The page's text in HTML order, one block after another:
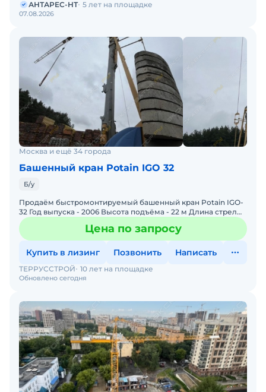
07.08.2026
АНТАРЕС-НТ 5 лет на площадке
Москва и ещё 34 города
Башенный кран Potain IGO 32
Б/у
Продаём быстромонтируемый башенный кран Potain IGO-
32 Год выпуска - 2006 Высота подъёма - 22 м Длина стрелы
- 30 м Грузоподъёмность - 4 тн В хорошем рабоче
Цена по запросу
Купить в лизинг Позвонить Написать
Обновлено сегодня
ТЕРРУССТРОЙ 10 лет на площадке